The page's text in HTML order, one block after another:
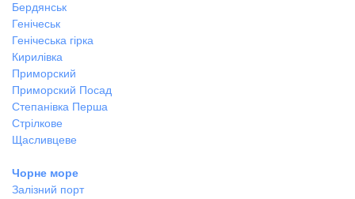
Бердянськ
Генічеськ
Генічеська гірка
Кирилівка
Приморский
Приморский Посад
Степанівка Перша
Стрілкове
Щасливцеве
Чорне море
Залізний порт